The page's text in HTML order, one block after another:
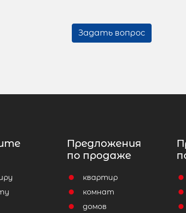
Задать вопрос
Предложения
по продаже
квартир
комнат
домов